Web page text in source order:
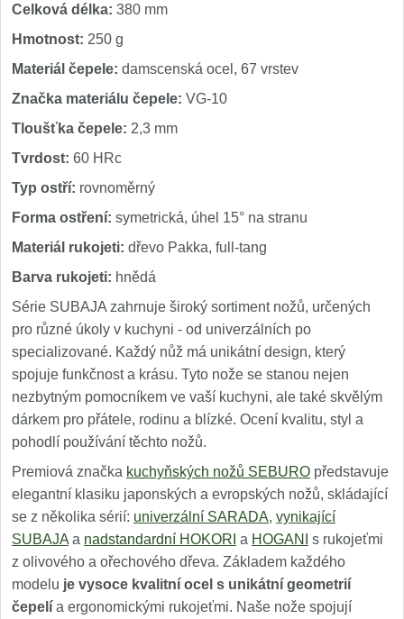
Celková délka: 380 mm
Hmotnost: 250 g
Materiál čepele: damscenská ocel, 67 vrstev
Značka materiálu čepele: VG-10
Tloušťka čepele: 2,3 mm
Tvrdost: 60 HRc
Typ ostří: rovnoměrný
Forma ostření: symetrická, úhel 15° na stranu
Materiál rukojeti: dřevo Pakka, full-tang
Barva rukojeti: hnědá
Série SUBAJA zahrnuje široký sortiment nožů, určených
pro různé úkoly v kuchyni - od univerzálních po
specializované. Každý nůž má unikátní design, který
spojuje funkčnost a krásu. Tyto nože se stanou nejen
nezbytným pomocníkem ve vaší kuchyni, ale také skvělým
dárkem pro přátele, rodinu a blízké. Ocení kvalitu, styl a
pohodlí používání těchto nožů.
Premiová značka kuchyňských nožů SEBURO představuje
elegantní klasiku japonských a evropských nožů, skládající
se z několika sérií: univerzální SARADA, vynikající
SUBAJA a nadstandardní HOKORI a HOGANI
s rukojeťmi
z olivového a ořechového dřeva. Základem každého
modelu je vysoce kvalitní ocel s unikátní geometrií
čepelí a ergonomickými rukojeťmi. Naše nože spojují